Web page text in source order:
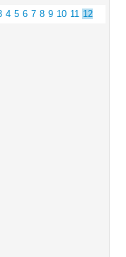
4 5 6 7 8 9 10 11 12